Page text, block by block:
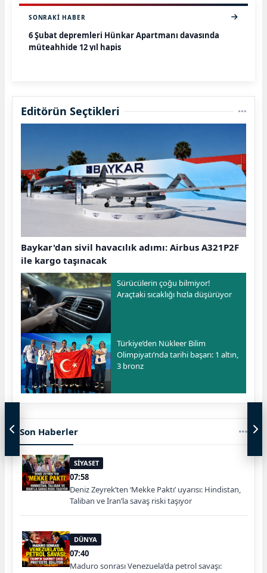
SONRAKI HABER
6 Şubat depremleri Hünkar Apartmanı davasında
müteahhide 12 yıl hapis
Editörün Seçtikleri
Baykar'dan sivil havacılık adımı: Airbus A321P2F
ile kargo taşınacak
Sürücülerin çoğu bilmiyor!
Araçtaki sıcaklığı hızla düşürüyor
Türkiye’den Nükleer Bilim
Olimpiyatı’nda tarihi başarı: 1 altın,
3 bronz
Son Haberler
SİYASET
07:58
Deniz Zeyrek’ten ‘Mekke Paktı’ uyarısı: Hindistan,
Taliban ve İran’la savaş riski taşıyor
DÜNYA
07:40
Maduro sonrası Venezuela’da petrol savaşı: